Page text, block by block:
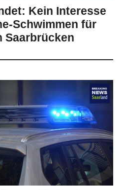
Kein Interesse
Schwimmen für
Saarbrücken